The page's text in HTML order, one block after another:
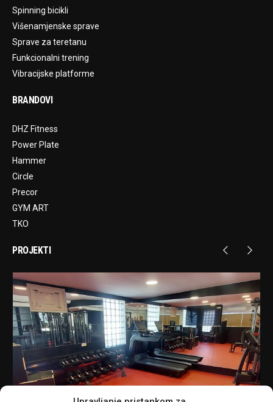
Spinning bicikli
Višenamjenske sprave
Sprave za teretanu
Funkcionalni trening
Vibracijske platforme
BRANDOVI
DHZ Fitness
Power Plate
Hammer
Circle
Precor
GYM ART
TKO
PROJEKTI